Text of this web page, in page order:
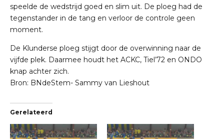
speelde de wedstrijd goed en slim uit. De ploeg had de
tegenstander in de tang en verloor de controle geen
moment.
De Klunderse ploeg stijgt door de overwinning naar de
vijfde plek. Daarmee houdt het ACKC, Tiel’72 en ONDO
knap achter zich.
Bron: BNdeStem- Sammy van Lieshout
Gerelateerd